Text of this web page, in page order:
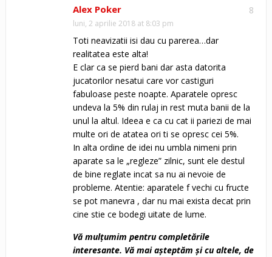
8
Alex Poker
luni, 2 aprilie 2018 at 8:03 pm
Toti neavizatii isi dau cu parerea…dar
realitatea este alta!
E clar ca se pierd bani dar asta datorita
jucatorilor nesatui care vor castiguri
fabuloase peste noapte. Aparatele opresc
undeva la 5% din rulaj in rest muta banii de la
unul la altul. Ideea e ca cu cat ii pariezi de mai
multe ori de atatea ori ti se opresc cei 5%.
In alta ordine de idei nu umbla nimeni prin
aparate sa le „regleze” zilnic, sunt ele destul
de bine reglate incat sa nu ai nevoie de
probleme. Atentie: aparatele f vechi cu fructe
se pot manevra , dar nu mai exista decat prin
cine stie ce bodegi uitate de lume.
Vă mulţumim pentru completările
interesante. Vă mai aşteptăm şi cu altele, de